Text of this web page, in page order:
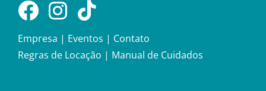
Empresa | Eventos | Contato
Regras de Locação | Manual de Cuidados